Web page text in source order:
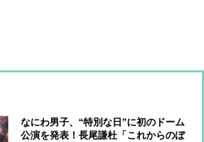
なにわ男子、“特別な日”に初のドーム
公演を発表！長尾謙杜「これからのぼ